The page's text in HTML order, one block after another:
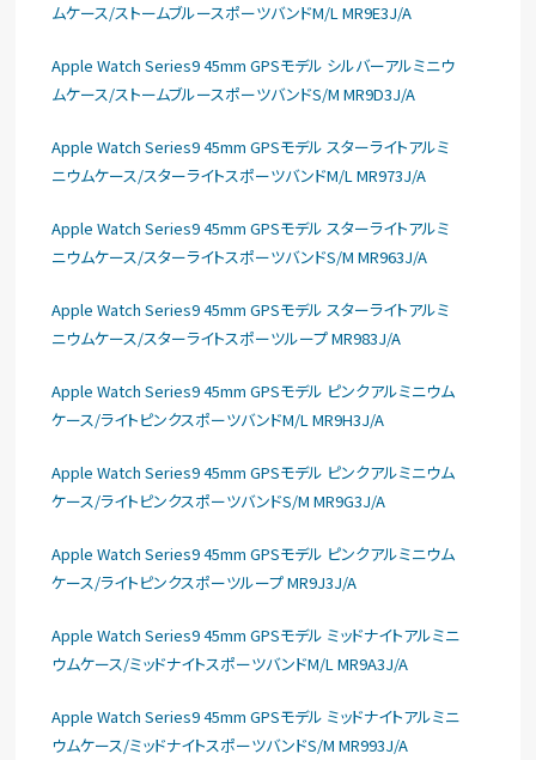
ムケース/ストームブルースポーツバンドM/L MR9E3J/A
Apple Watch Series9 45mm GPSモデル シルバーアルミニウ
ムケース/ストームブルースポーツバンドS/M MR9D3J/A
Apple Watch Series9 45mm GPSモデル スターライトアルミ
ニウムケース/スターライトスポーツバンドM/L MR973J/A
Apple Watch Series9 45mm GPSモデル スターライトアルミ
ニウムケース/スターライトスポーツバンドS/M MR963J/A
Apple Watch Series9 45mm GPSモデル スターライトアルミ
ニウムケース/スターライトスポーツループ MR983J/A
Apple Watch Series9 45mm GPSモデル ピンクアルミニウム
ケース/ライトピンクスポーツバンドM/L MR9H3J/A
Apple Watch Series9 45mm GPSモデル ピンクアルミニウム
ケース/ライトピンクスポーツバンドS/M MR9G3J/A
Apple Watch Series9 45mm GPSモデル ピンクアルミニウム
ケース/ライトピンクスポーツループ MR9J3J/A
Apple Watch Series9 45mm GPSモデル ミッドナイトアルミニ
ウムケース/ミッドナイトスポーツバンドM/L MR9A3J/A
Apple Watch Series9 45mm GPSモデル ミッドナイトアルミニ
ウムケース/ミッドナイトスポーツバンドS/M MR993J/A